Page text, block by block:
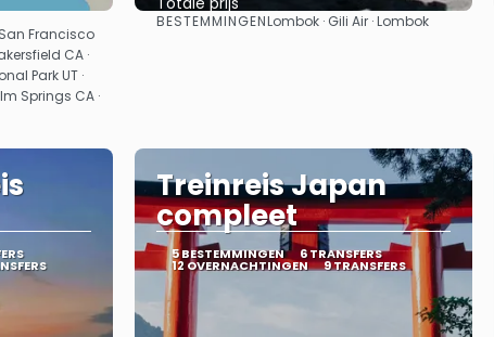
San Francisco
CA ·
Park UT ·
Springs CA ·
Bekijk
BESTEMMINGENLombok · Gili Air · Lombok
Treinreis Japan
compleet
5 BESTEMMINGEN 6 TRANSFERS
12 OVERNACHTINGEN 9 TRANSFERS